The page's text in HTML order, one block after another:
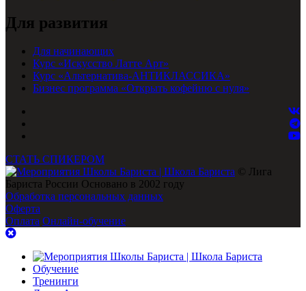
Для развития
Для начинающих
Курс «Искусство Латте Арт»
Курс «Альтернатива-АНТИКЛАССИКА»
Бизнес программа «Открыть кофейню с нуля»
СТАТЬ СПИКЕРОМ
© Лига
Бариста России Основано в 2002 году
Обработка персональных данных
Оферта
Оплата Онлайн-обучение
Обучение
Тренинги